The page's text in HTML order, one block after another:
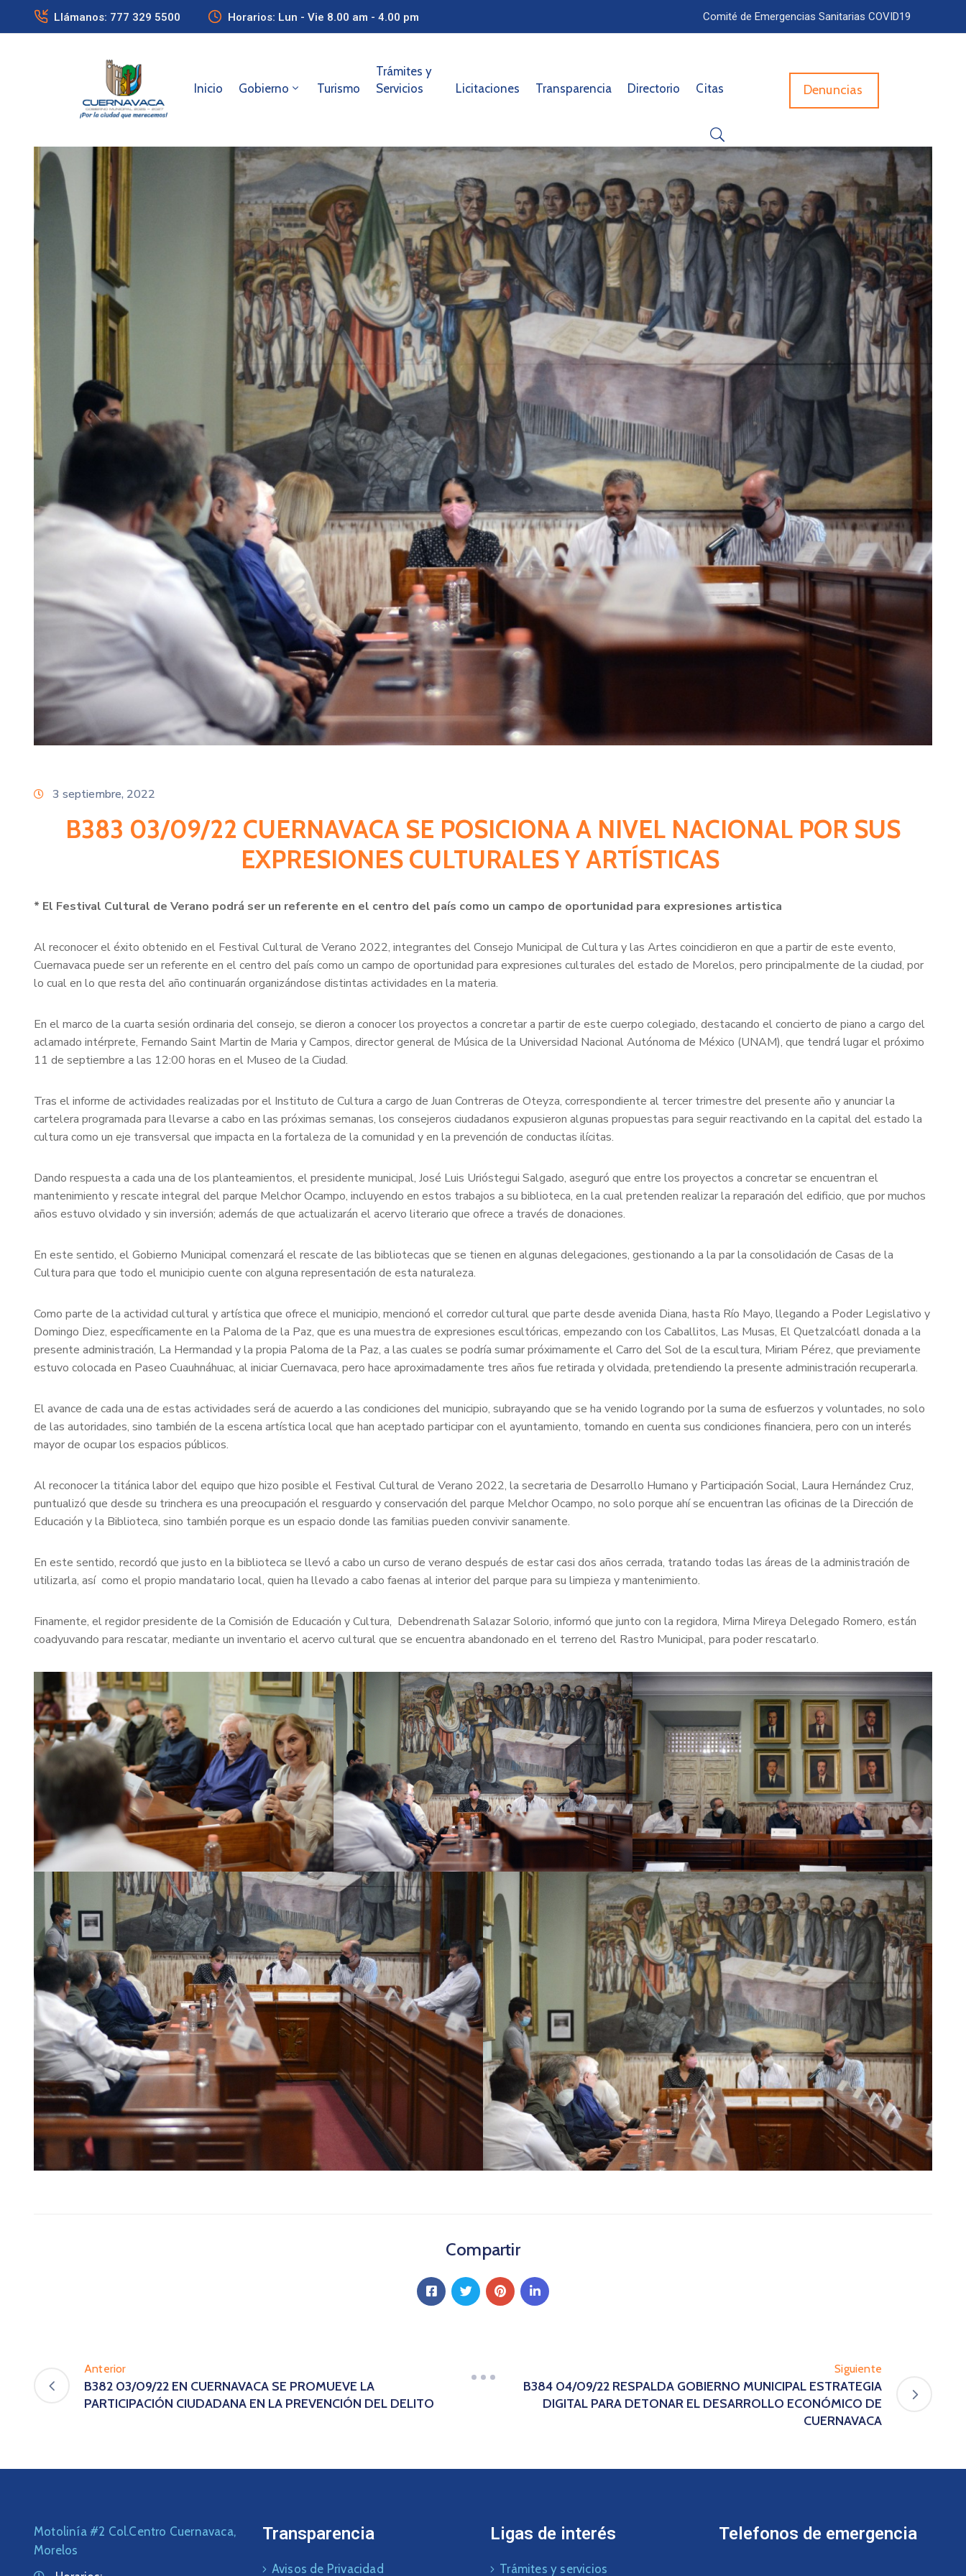
Llámanos: 777 329 5500 Horarios: Lun - Vie 8.00 am - 4.00 pm Comité de Emergencias Sanitarias COVID19
Inicio Gobierno Turismo
Trámites y
Servicios
Licitaciones Transparencia Directorio Citas Denuncias
3 septiembre, 2022
B383 03/09/22 CUERNAVACA SE POSICIONA A NIVEL NACIONAL POR SUS
EXPRESIONES CULTURALES Y ARTÍSTICAS
* El Festival Cultural de Verano podrá ser un referente en el centro del país como un campo de oportunidad para expresiones artistica
Al reconocer el éxito obtenido en el Festival Cultural de Verano 2022, integrantes del Consejo Municipal de Cultura y las Artes coincidieron en que a partir de este evento,
Cuernavaca puede ser un referente en el centro del país como un campo de oportunidad para expresiones culturales del estado de Morelos, pero principalmente de la ciudad, por
lo cual en lo que resta del año continuarán organizándose distintas actividades en la materia.
En el marco de la cuarta sesión ordinaria del consejo, se dieron a conocer los proyectos a concretar a partir de este cuerpo colegiado, destacando el concierto de piano a cargo del
aclamado intérprete, Fernando Saint Martin de Maria y Campos, director general de Música de la Universidad Nacional Autónoma de México (UNAM), que tendrá lugar el próximo
11 de septiembre a las 12:00 horas en el Museo de la Ciudad.
Tras el informe de actividades realizadas por el Instituto de Cultura a cargo de Juan Contreras de Oteyza, correspondiente al tercer trimestre del presente año y anunciar la
cartelera programada para llevarse a cabo en las próximas semanas, los consejeros ciudadanos expusieron algunas propuestas para seguir reactivando en la capital del estado la
cultura como un eje transversal que impacta en la fortaleza de la comunidad y en la prevención de conductas ilícitas.
Dando respuesta a cada una de los planteamientos, el presidente municipal, José Luis Urióstegui Salgado, aseguró que entre los proyectos a concretar se encuentran el
mantenimiento y rescate integral del parque Melchor Ocampo, incluyendo en estos trabajos a su biblioteca, en la cual pretenden realizar la reparación del edificio, que por muchos
años estuvo olvidado y sin inversión; además de que actualizarán el acervo literario que ofrece a través de donaciones.
En este sentido, el Gobierno Municipal comenzará el rescate de las bibliotecas que se tienen en algunas delegaciones, gestionando a la par la consolidación de Casas de la
Cultura para que todo el municipio cuente con alguna representación de esta naturaleza.
Como parte de la actividad cultural y artística que ofrece el municipio, mencionó el corredor cultural que parte desde avenida Diana, hasta Río Mayo, llegando a Poder Legislativo y
Domingo Diez, específicamente en la Paloma de la Paz, que es una muestra de expresiones escultóricas, empezando con los Caballitos, Las Musas, El Quetzalcóatl donada a la
presente administración, La Hermandad y la propia Paloma de la Paz, a las cuales se podría sumar próximamente el Carro del Sol de la escultura, Miriam Pérez, que previamente
estuvo colocada en Paseo Cuauhnáhuac, al iniciar Cuernavaca, pero hace aproximadamente tres años fue retirada y olvidada, pretendiendo la presente administración recuperarla.
El avance de cada una de estas actividades será de acuerdo a las condiciones del municipio, subrayando que se ha venido logrando por la suma de esfuerzos y voluntades, no solo
de las autoridades, sino también de la escena artística local que han aceptado participar con el ayuntamiento, tomando en cuenta sus condiciones financiera, pero con un interés
mayor de ocupar los espacios públicos.
Al reconocer la titánica labor del equipo que hizo posible el Festival Cultural de Verano 2022, la secretaria de Desarrollo Humano y Participación Social, Laura Hernández Cruz,
puntualizó que desde su trinchera es una preocupación el resguardo y conservación del parque Melchor Ocampo, no solo porque ahí se encuentran las oficinas de la Dirección de
Educación y la Biblioteca, sino también porque es un espacio donde las familias pueden convivir sanamente.
En este sentido, recordó que justo en la biblioteca se llevó a cabo un curso de verano después de estar casi dos años cerrada, tratando todas las áreas de la administración de
utilizarla, así como el propio mandatario local, quien ha llevado a cabo faenas al interior del parque para su limpieza y mantenimiento.
Finamente, el regidor presidente de la Comisión de Educación y Cultura, Debendrenath Salazar Solorio, informó que junto con la regidora, Mirna Mireya Delegado Romero, están
coadyuvando para rescatar, mediante un inventario el acervo cultural que se encuentra abandonado en el terreno del Rastro Municipal, para poder rescatarlo.
Compartir
Anterior
B382 03/09/22 EN CUERNAVACA SE PROMUEVE LA
PARTICIPACIÓN CIUDADANA EN LA PREVENCIÓN DEL DELITO
Siguiente
B384 04/09/22 RESPALDA GOBIERNO MUNICIPAL ESTRATEGIA
DIGITAL PARA DETONAR EL DESARROLLO ECONÓMICO DE
CUERNAVACA
Motolinía #2 Col.Centro Cuernavaca,
Morelos
Transparencia
Avisos de Privacidad
Ligas de interés
Trámites y servicios
Telefonos de emergencia